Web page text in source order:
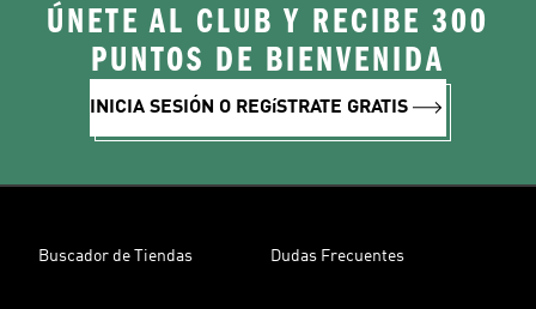
ÚNETE AL CLUB Y RECIBE 300
PUNTOS DE BIENVENIDA
INICIA SESIÓN O REGíSTRATE GRATIS
Buscador de Tiendas Dudas Frecuentes